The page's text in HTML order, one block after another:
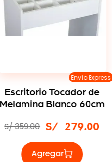
Envío Express
Escritorio Tocador de
Melamina Blanco 60cm
S/ 279.00
S/359.00